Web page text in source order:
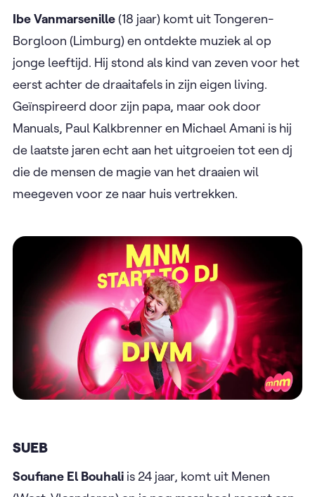
Ibe Vanmarsenille(18 jaar) komt uit Tongeren-
Borgloon (Limburg) en ontdekte muziek al op
jonge leeftijd. Hij stond als kind van zeven voor het
eerst achter de draaitafels in zijn eigen living.
Geïnspireerd door zijn papa, maar ook door
Manuals, Paul Kalkbrenner en Michael Amani is hij
de laatste jaren echt aan het uitgroeien tot een dj
die de mensen de magie van het draaien wil
meegeven voor ze naar huis vertrekken.
SUEB
Soufiane El Bouhali is 24 jaar, komt uit Menen